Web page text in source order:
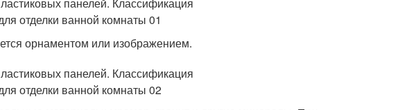
орнаментом или изображением.